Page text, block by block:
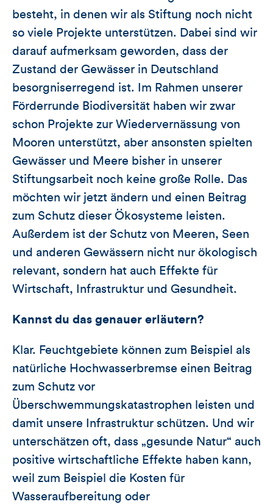
besteht, in denen wir als Stiftung noch nicht
so viele Projekte unterstützen. Dabei sind wir
darauf aufmerksam geworden, dass der
Zustand der Gewässer in Deutschland
besorgniserregend ist. Im Rahmen unserer
Förderrunde Biodiversität haben wir zwar
schon Projekte zur Wiedervernässung von
Mooren unterstützt, aber ansonsten spielten
Gewässer und Meere bisher in unserer
Stiftungsarbeit noch keine große Rolle. Das
möchten wir jetzt ändern und einen Beitrag
zum Schutz dieser Ökosysteme leisten.
Außerdem ist der Schutz von Meeren, Seen
und anderen Gewässern nicht nur ökologisch
relevant, sondern hat auch Effekte für
Wirtschaft, Infrastruktur und Gesundheit.
Kannst du das genauer erläutern?
Klar. Feuchtgebiete können zum Beispiel als
natürliche Hochwasserbremse einen Beitrag
zum Schutz vor
Überschwemmungskatastrophen leisten und
damit unsere Infrastruktur schützen. Und wir
unterschätzen oft, dass „gesunde Natur“ auch
positive wirtschaftliche Effekte haben kann,
weil zum Beispiel die Kosten für
Wasseraufbereitung oder